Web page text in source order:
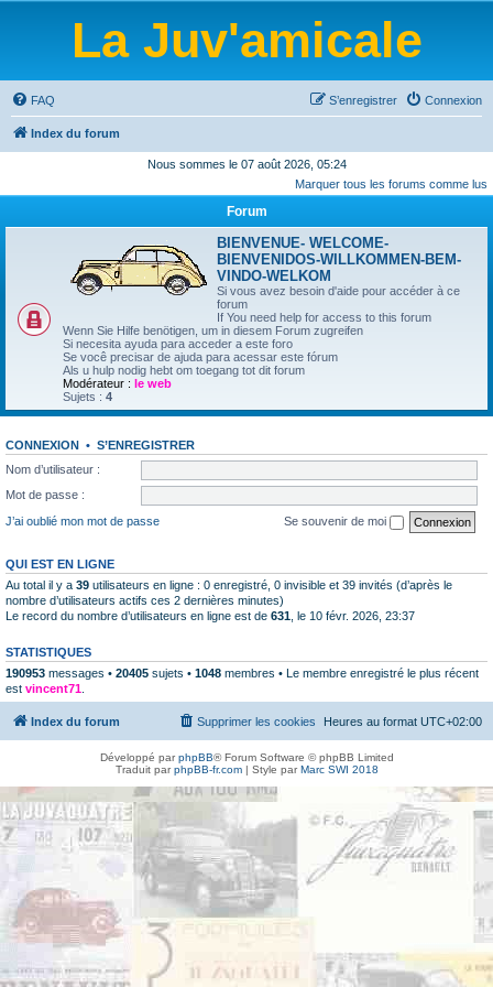
La Juv'amicale
FAQ Connexion
S’enregistrer
Index du forum
Nous sommes le 07 août 2026, 05:24
Marquer tous les forums comme lus
Forum
BIENVENUE- WELCOME-
BIENVENIDOS-WILLKOMMEN-BEM-
VINDO-WELKOM
Si vous avez besoin d'aide pour accéder à ce
forum
If You need help for access to this forum
Wenn Sie Hilfe benötigen, um in diesem Forum zugreifen
Si necesita ayuda para acceder a este foro
Se você precisar de ajuda para acessar este fórum
Als u hulp nodig hebt om toegang tot dit forum
Modérateur : le web
Sujets : 4
CONNEXION • S’ENREGISTRER
Nom d’utilisateur :
Mot de passe :
J’ai oublié mon mot de passe
Se souvenir de moi
QUI EST EN LIGNE
Au total il y a 39 utilisateurs en ligne : 0 enregistré, 0 invisible et 39 invités (d’après le
nombre d’utilisateurs actifs ces 2 dernières minutes)
Le record du nombre d’utilisateurs en ligne est de 631 , le 10 févr. 2026, 23:37
STATISTIQUES
190953 messages • 20405 sujets • 1048 membres • Le membre enregistré le plus récent
est vincent71
Index du forum Heures au format UTC+02:00
Supprimer les cookies
Développé parphpBB® Forum Software © phpBB Limited
Traduit parphpBB-fr.com| Style parMarc SWI 2018